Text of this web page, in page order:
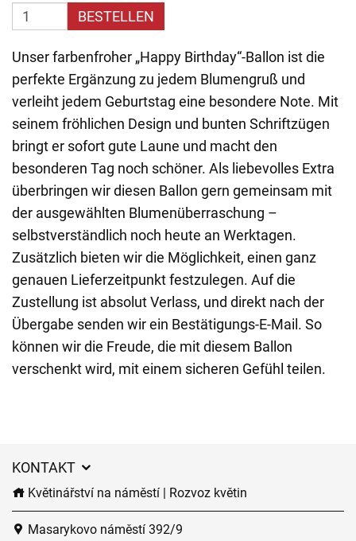
BESTELLEN
Unser farbenfroher „Happy Birthday“-Ballon ist die
perfekte Ergänzung zu jedem Blumengruß und
verleiht jedem Geburtstag eine besondere Note. Mit
seinem fröhlichen Design und bunten Schriftzügen
bringt er sofort gute Laune und macht den
besonderen Tag noch schöner. Als liebevolles Extra
überbringen wir diesen Ballon gern gemeinsam mit
der ausgewählten Blumenüberraschung –
selbstverständlich noch heute an Werktagen.
Zusätzlich bieten wir die Möglichkeit, einen ganz
genauen Lieferzeitpunkt festzulegen. Auf die
Zustellung ist absolut Verlass, und direkt nach der
Übergabe senden wir ein Bestätigungs-E-Mail. So
können wir die Freude, die mit diesem Ballon
verschenkt wird, mit einem sicheren Gefühl teilen.
KONTAKT
Květinářství na náměstí | Rozvoz květin
Masarykovo náměstí 392/9